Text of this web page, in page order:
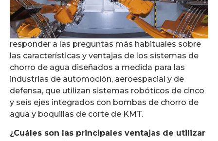
responder a las preguntas más habituales sobre
las características y ventajas de los sistemas de
chorro de agua diseñados a medida para las
industrias de automoción, aeroespacial y de
defensa, que utilizan sistemas robóticos de cinco
y seis ejes integrados con bombas de chorro de
agua y boquillas de corte de KMT.
¿Cuáles son las principales ventajas de utilizar